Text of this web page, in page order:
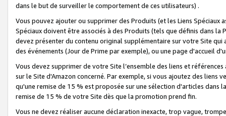
dans le but de surveiller le comportement de ces utilisateurs) .
Vous pouvez ajouter ou supprimer des Produits (et les Liens
Spéciaux doivent être associés à des Produits (tels que définis dans
devez présenter du contenu original supplémentaire sur votre Site qui
des événements (Jour de Prime par exemple), ou une page d'accueil
Vous devez supprimer de votre Site l’ensemble des liens et
sur le Site d'Amazon concerné. Par exemple, si vous ajoutez des
qu'une remise de 15 % est proposée sur une sélection d'articles
remise de 15 % de votre Site dès que la promotion prend fin.
Vous ne devez réaliser aucune déclaration inexacte, trop vague,